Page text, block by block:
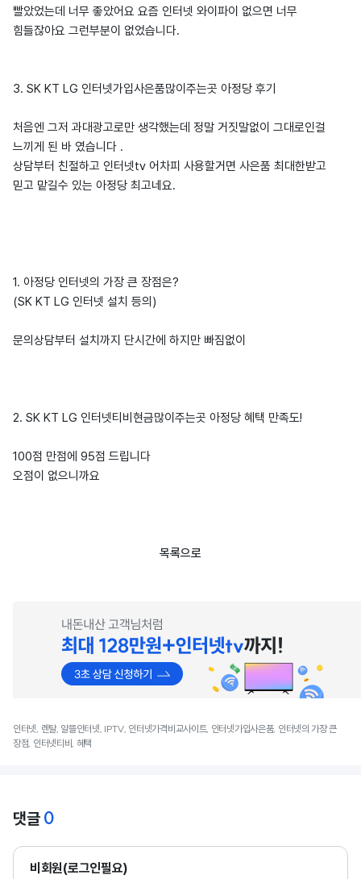
빨았었는데 너무 좋았어요 요즘 인터넷 와이파이 없으면 너무
힘들잖아요 그런부분이 없었습니다.
3. SK KT LG 인터넷가입사은품많이주는곳 아정당 후기
처음엔 그저 과대광고로만 생각했는데 정말 거짓말없이 그대로인걸
느끼게 된 바 였습니다 .
상담부터 친절하고 인터넷tv 어차피 사용할거면 사은품 최대한받고
믿고 맡길수 있는 아정당 최고네요.
1. 아정당 인터넷의 가장 큰 장점은?
(SK KT LG 인터넷 설치 등의)
문의상담부터 설치까지 단시간에 하지만 빠짐없이
2. SK KT LG 인터넷티비현금많이주는곳 아정당 혜택 만족도!
100점 만점에 95점 드립니다
오점이 없으니까요
목록으로
인터넷, 렌탈, 알뜰인터넷, IPTV, 인터넷가격비교사이트, 인터넷가입사은품, 인터넷의 가장 큰
장점, 인터넷티비, 혜택
댓글 0
비회원(로그인필요)